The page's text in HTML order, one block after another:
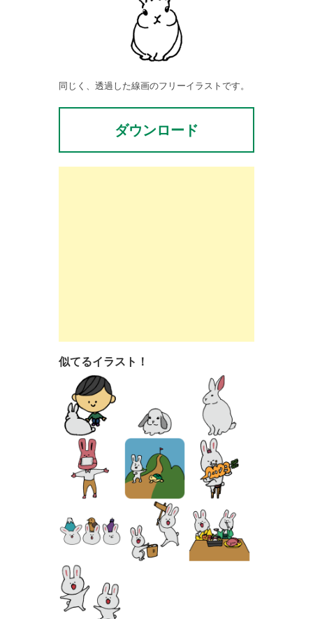
同じく、透過した線画のフリーイラストです。
ダウンロード
似てるイラスト！